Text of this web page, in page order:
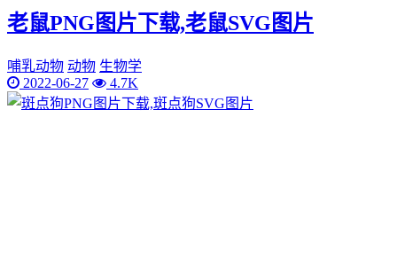
老鼠PNG图片下载,老鼠SVG图片
哺乳动物 动物 生物学
2022-06-27
4.7K